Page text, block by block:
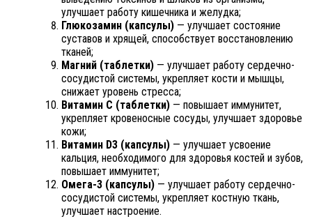
улучшает работу кишечника и желудка;
Глюкозамин (капсулы) — улучшает состояние
суставов и хрящей, способствует восстановлению
тканей;
Магний (таблетки) — улучшает работу сердечно-
сосудистой системы, укрепляет кости и мышцы,
снижает уровень стресса;
Витамин С (таблетки) — повышает иммунитет,
укрепляет кровеносные сосуды, улучшает здоровье
кожи;
Витамин D3 (капсулы) — улучшает усвоение
кальция, необходимого для здоровья костей и зубов,
повышает иммунитет;
Омега-3 (капсулы) — улучшает работу сердечно-
сосудистой системы, укрепляет костную ткань,
улучшает настроение.